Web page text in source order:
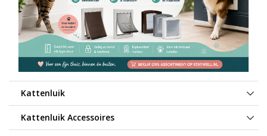
Kattenluik
Kattenluik Accessoires